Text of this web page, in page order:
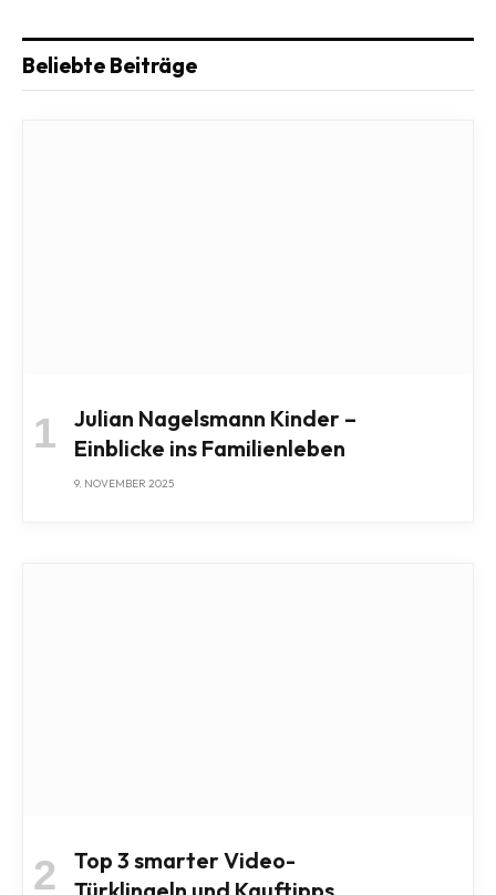
Beliebte Beiträge
Julian Nagelsmann Kinder –
Einblicke ins Familienleben
9. NOVEMBER 2025
Top 3 smarter Video-